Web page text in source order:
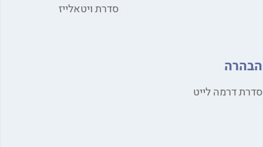
סדרת ויטאלייז
הבהרה
סדרת דרמה לייט